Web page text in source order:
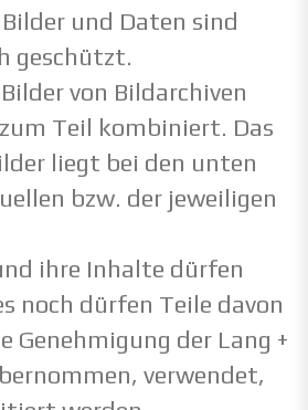
und Daten sind
geschützt.
von Bildarchiven
Teil kombiniert. Das
liegt bei den unten
bzw. der jeweiligen
ihre Inhalte dürfen
noch dürfen Teile davon
Genehmigung der Lang +
verwendet,